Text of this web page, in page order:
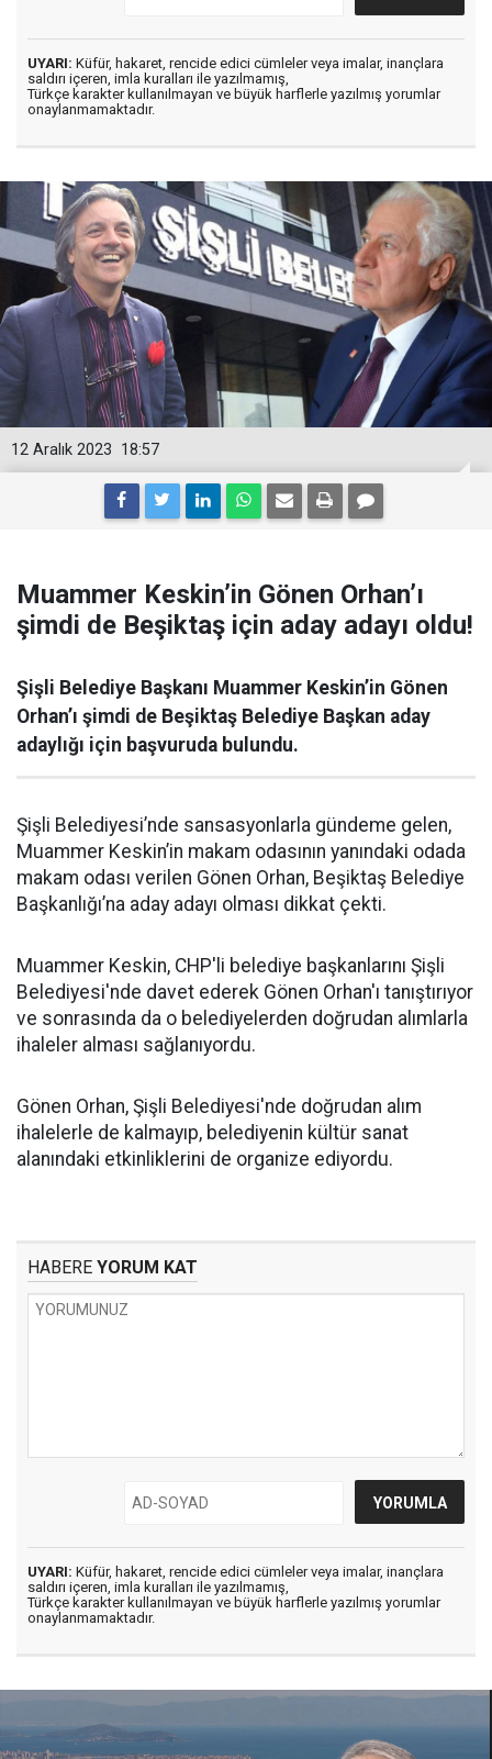
UYARI: Küfür, hakaret, rencide edici cümleler veya imalar, inançlara
saldırı içeren, imla kuralları ile yazılmamış,
Türkçe karakter kullanılmayan ve büyük harflerle yazılmış yorumlar
onaylanmamaktadır.
18:57
12 Aralık 2023
Muammer Keskin’in Gönen Orhan’ı
şimdi de Beşiktaş için aday adayı oldu!
Şişli Belediye Başkanı Muammer Keskin’in Gönen
Orhan’ı şimdi de Beşiktaş Belediye Başkan aday
adaylığı için başvuruda bulundu.
Şişli Belediyesi’nde sansasyonlarla gündeme gelen,
Muammer Keskin’in makam odasının yanındaki odada
makam odası verilen Gönen Orhan, Beşiktaş Belediye
Başkanlığı’na aday adayı olması dikkat çekti.
Muammer Keskin, CHP'li belediye başkanlarını Şişli
Belediyesi'nde davet ederek Gönen Orhan'ı tanıştırıyor
ve sonrasında da o belediyelerden doğrudan alımlarla
ihaleler alması sağlanıyordu.
Gönen Orhan, Şişli Belediyesi'nde doğrudan alım
ihalelerle de kalmayıp, belediyenin kültür sanat
alanındaki etkinliklerini de organize ediyordu.
HABERE YORUM KAT
UYARI: Küfür, hakaret, rencide edici cümleler veya imalar, inançlara
saldırı içeren, imla kuralları ile yazılmamış,
Türkçe karakter kullanılmayan ve büyük harflerle yazılmış yorumlar
onaylanmamaktadır.